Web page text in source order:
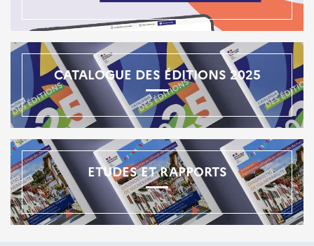
CATALOGUE DES ÉDITIONS 2025
ETUDES ET RAPPORTS